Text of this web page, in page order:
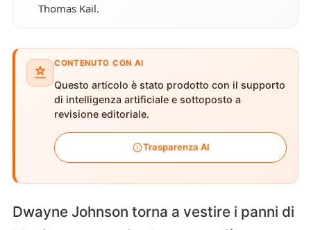
Thomas Kail.
CONTENUTO CON AI
Questo articolo è stato prodotto con il supporto
di intelligenza artificiale e sottoposto a
revisione editoriale.
Trasparenza AI
Dwayne Johnson torna a vestire i panni di